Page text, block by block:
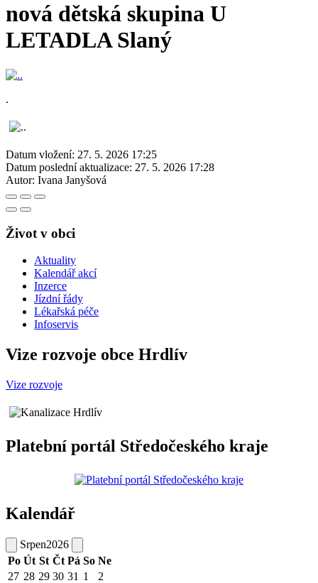
nová dětská skupina U
LETADLA Slaný
.
Datum vložení: 27. 5. 2026 17:25
Datum poslední aktualizace: 27. 5. 2026 17:28
Autor: Ivana Janyšová
Život v obci
Aktuality
Kalendář akcí
Inzerce
Jízdní řády
Lékařská péče
Infoservis
Vize rozvoje obce Hrdlív
Vize rozvoje
Platební portál Středočeského kraje
Kalendář
Srpen2026
Po Út St Čt Pá So Ne
27 28 29 30 31 1
2